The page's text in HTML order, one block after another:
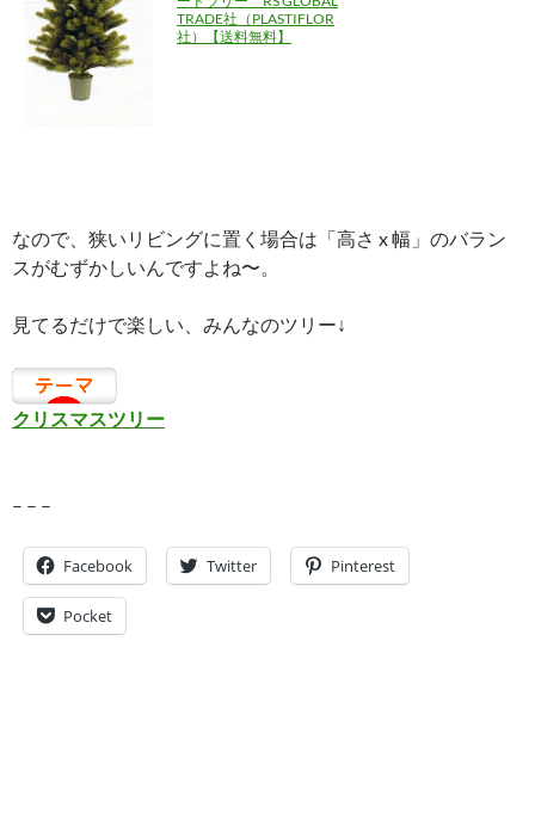
TRADE社（PLASTIFLOR
社）【送料無料】
なので、狭いリビングに置く場合は「高さ x 幅」のバラン
スがむずかしいんですよね〜。
見てるだけで楽しい、みんなのツリー↓
クリスマスツリー
– – –
Facebook Twitter Pinterest
Pocket